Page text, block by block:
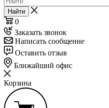
Найти
0
Заказать звонок
Написать сообщение
Оставить отзыв
Ближайший офис
Корзина